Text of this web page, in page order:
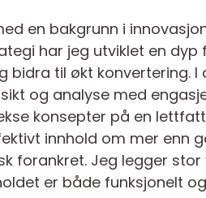
en bakgrunn i
har jeg utviklet en
bidra til økt konvertering.
og analyse med
konsepter på en
innhold om mer enn
Jeg legger stor
er både funksjonelt